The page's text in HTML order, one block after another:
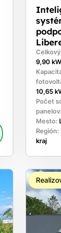
9,90
10,65
Počet
panelov:
Mesto:
Región:
kraj